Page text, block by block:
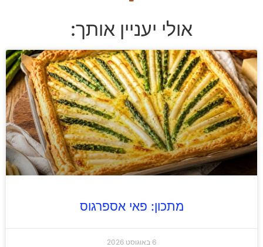
אולי יעניין אותך:
מתכון: פאי אספרגוס
6 באוגוסט 2026